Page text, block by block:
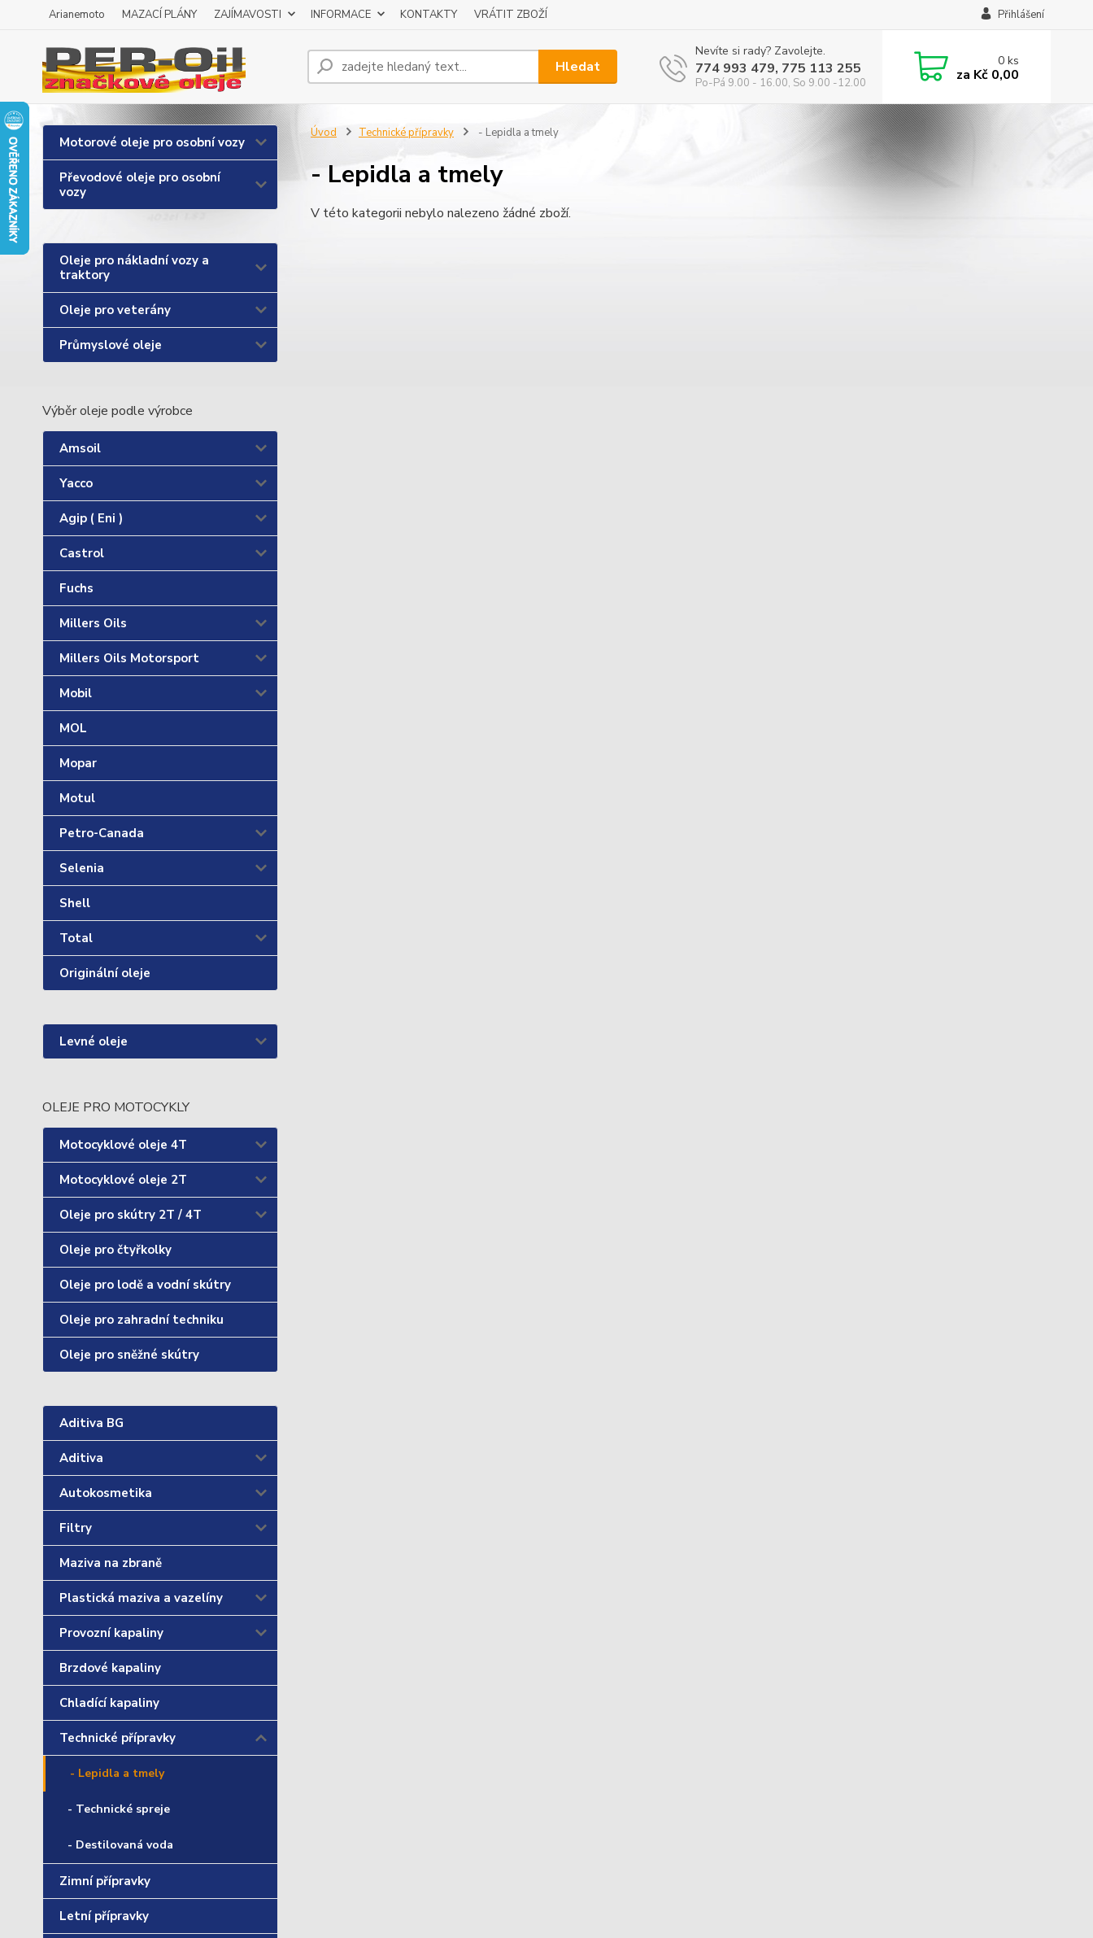
Arianemoto MAZACÍ PLÁNY ZAJÍMAVOSTI INFORMACE KONTAKTY VRÁTIT ZBOŽÍ Přihlášení
Hledat
Nevíte si rady? Zavolejte.
774 993 479, 775 113 255
Po-Pá 9.00 - 16.00, So 9.00 -12.00
0ks
za Kč 0,00
Motorové oleje pro osobní vozy
Převodové oleje pro osobní
vozy
Oleje pro nákladní vozy a
traktory
Oleje pro veterány
Průmyslové oleje
Výběr oleje podle výrobce
Amsoil
Yacco
Agip ( Eni )
Castrol
Fuchs
Millers Oils
Millers Oils Motorsport
Mobil
MOL
Mopar
Motul
Petro-Canada
Selenia
Shell
Total
Originální oleje
Levné oleje
OLEJE PRO MOTOCYKLY
Motocyklové oleje 4T
Motocyklové oleje 2T
Oleje pro skútry 2T / 4T
Oleje pro čtyřkolky
Oleje pro lodě a vodní skútry
Oleje pro zahradní techniku
Oleje pro sněžné skútry
Aditiva BG
Aditiva
Autokosmetika
Filtry
Maziva na zbraně
Plastická maziva a vazelíny
Provozní kapaliny
Brzdové kapaliny
Chladící kapaliny
Technické přípravky
- Lepidla a tmely
- Technické spreje
- Destilovaná voda
Zimní přípravky
Letní přípravky
Úvod Technické přípravky - Lepidla a tmely
- Lepidla a tmely
V této kategorii nebylo nalezeno žádné zboží.